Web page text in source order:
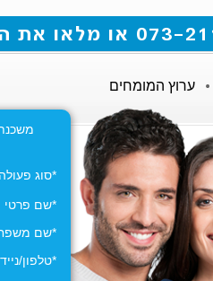
ערוץ המומחים
*סוג פעולה
*שם פרטי
*שם
*טלפון/נייד